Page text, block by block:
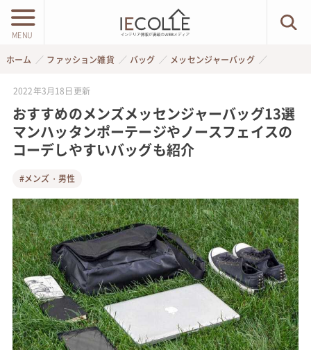
MENU
ホーム ファッション雑貨 バッグ メッセンジャーバッグ
2022年3月18日 更新
おすすめのメンズメッセンジャーバッグ13選
マンハッタンポーテージやノースフェイスの
コーデしやすいバッグも紹介
#メンズ・男性